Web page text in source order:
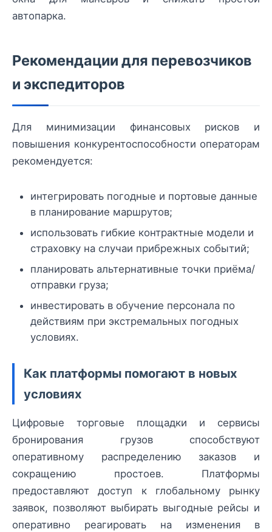
автопарка.
Рекомендации для перевозчиков
и экспедиторов
Для минимизации финансовых рисков и
повышения конкурентоспособности операторам
рекомендуется:
интегрировать погодные и портовые данные
в планирование маршрутов;
использовать гибкие контрактные модели и
страховку на случаи прибрежных событий;
планировать альтернативные точки приёма/
отправки груза;
инвестировать в обучение персонала по
действиям при экстремальных погодных
условиях.
Как платформы помогают в новых
условиях
Цифровые торговые площадки и сервисы
бронирования грузов способствуют
оперативному распределению заказов и
сокращению простоев. Платформы
предоставляют доступ к глобальному рынку
заявок, позволяют выбирать выгодные рейсы и
оперативно реагировать на изменения в